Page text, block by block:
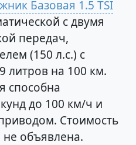
Базовая 1.5 TSI
с двумя
передач,
(150 л.с.) с
литров на 100 км.
способна
до 100 км/ч и
Стоимость
объявлена.